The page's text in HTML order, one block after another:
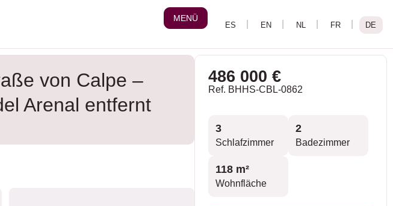
MENÜ
von Calpe –
Arenal entfernt
486 000 €
Ref. BHHS-CBL-0862
3
Schlafzimmer
2
Badezimmer
118 m²
Wohnfläche